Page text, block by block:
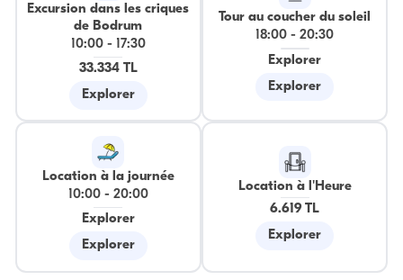
Excursion dans les criques
de Bodrum
10:00-
17:30
33.334 TL
Explorer
Tour au coucher du soleil
18:00 -20:30
Explorer
Explorer
Location à la journée
10:00- 20:00
Explorer
Explorer
Location à l'Heure
6.619 TL
Explorer